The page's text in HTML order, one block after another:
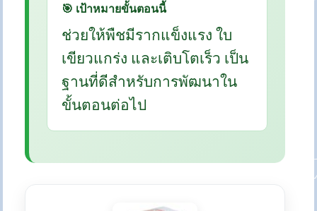
🎯 เป้าหมายขั้นตอนนี้
ช่วยให้พืชมีรากแข็งแรง ใบ
เขียวแกร่ง และเติบโตเร็ว เป็น
ฐานที่ดีสำหรับการพัฒนาใน
ขั้นตอนต่อไป